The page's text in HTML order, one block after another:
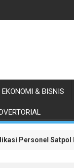
EKONOMI & BISNIS
Personel Satpol